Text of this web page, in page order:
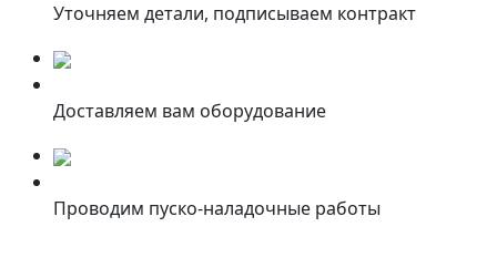
Уточняем детали, подписываем контракт
Доставляем вам оборудование
Проводим пуско-наладочные работы